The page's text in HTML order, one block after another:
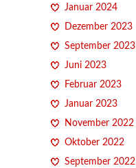
Januar 2024
Dezember 2023
September 2023
Juni 2023
Februar 2023
Januar 2023
November 2022
Oktober 2022
September 2022